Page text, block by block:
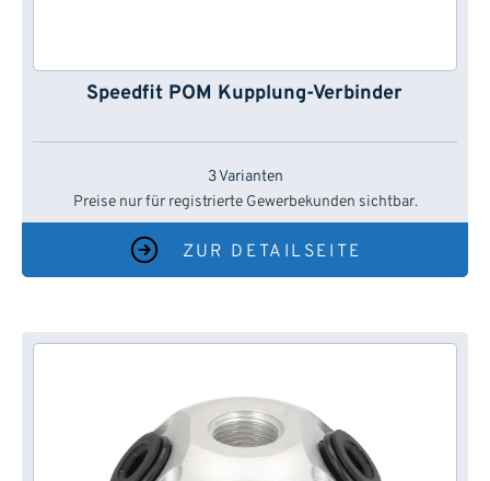
Speedfit POM Kupplung-Verbinder
3 Varianten
Preise nur für registrierte Gewerbekunden sichtbar.
ZUR DETAILSEITE